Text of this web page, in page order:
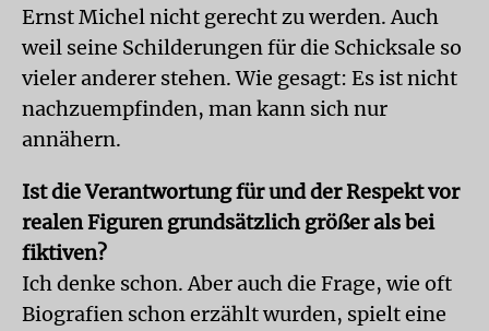
Ernst Michel nicht gerecht zu werden. Auch
weil seine Schilderungen für die Schicksale so
vieler anderer stehen. Wie gesagt: Es ist nicht
nachzuempfinden, man kann sich nur
annähern.
Ist die Verantwortung für und der Respekt vor
realen Figuren grundsätzlich größer als bei
fiktiven?
Ich denke schon. Aber auch die Frage, wie oft
Biografien schon erzählt wurden, spielt eine